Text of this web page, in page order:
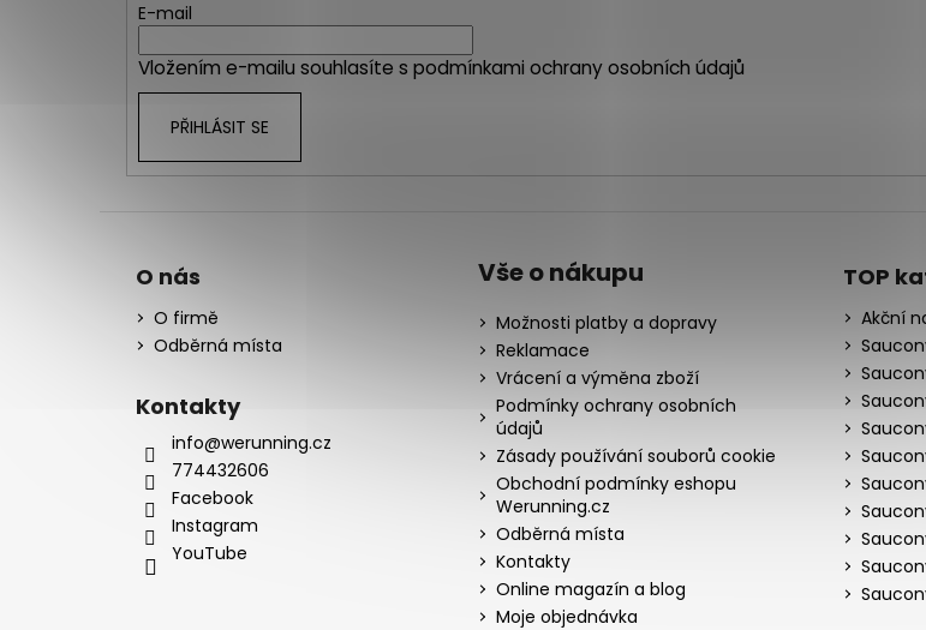
E-mail
Vložením e-mailu souhlasíte s podmínkami ochrany osobních údajů
PŘIHLÁSIT SE
O nás
O firmě
Odběrná místa
Kontakty
info@werunning.cz
774432606
Facebook
Instagram
YouTube
Vše o nákupu
Možnosti platby a dopravy
Reklamace
Vrácení a výměna zboží
Podmínky ochrany osobních
údajů
Zásady používání souborů cookie
Obchodní podmínky eshopu
Werunning.cz
Odběrná místa
Kontakty
Online magazín a blog
Moje objednávka
TOP
Akční